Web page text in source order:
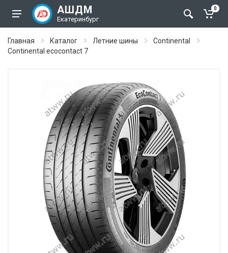
АШДМ
Екатеринбург
0
Главная Каталог Летние шины
Continental
Continental ecocontact 7